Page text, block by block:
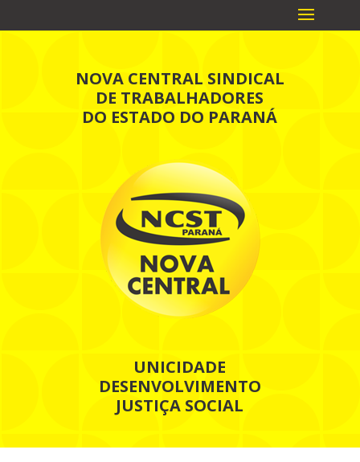
NOVA CENTRAL SINDICAL
DE TRABALHADORES
DO ESTADO DO PARANÁ
UNICIDADE
DESENVOLVIMENTO
JUSTIÇA SOCIAL